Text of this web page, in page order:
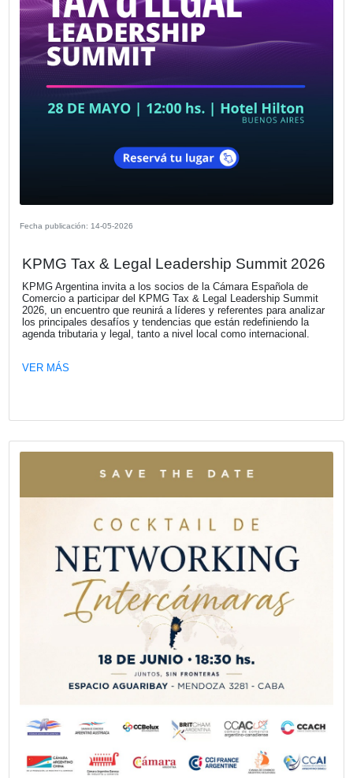
Fecha publicación: 27-05-2026
La Cámara Española de Comercio le
bienvenida a su nuevo socio Daniel
Uría
orientada a acompañar a empresas en sus desafíos de
posicionamiento estratégico, desarrollo comercial,
Mapfre auspició la 19ª edición de los
“El Auto Más Seguro”
La compañía volvió a apoyar esta iniciativa de CESVI
la revista “Crash Test” en la que se premian los autos
lanzados en 2025. La edición 2026 tiene un significado
CESVI cumple 30 años.